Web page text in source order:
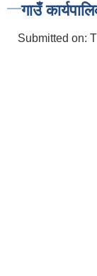
गाउँ
Submitted on: